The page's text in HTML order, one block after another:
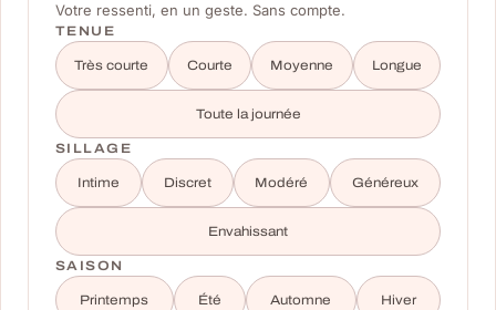
Votre ressenti, en un geste. Sans compte.
TENUE
Très courte Courte Moyenne Longue
Toute la journée
SILLAGE
Intime Discret Modéré Généreux
Envahissant
SAISON
Printemps Été Automne Hiver